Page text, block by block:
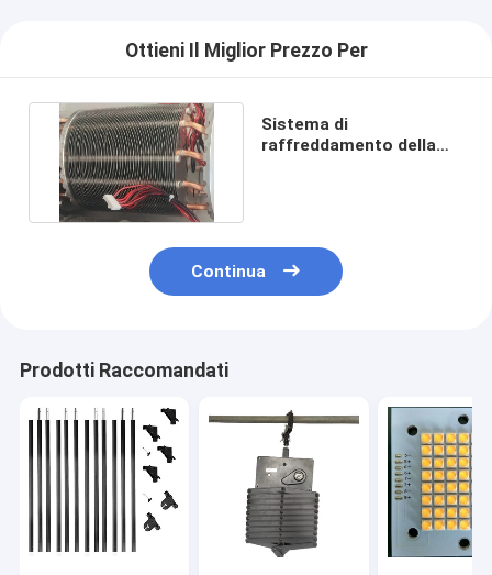
Ottieni Il Miglior Prezzo Per
Sistema di
raffreddamento della
Continua
Prodotti Raccomandati